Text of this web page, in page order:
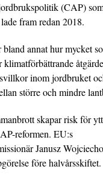
(CAP)
fram redan 2018.
annat hur mycket
klimatförbättrande
inom jordbruket
större och mindre
skapar risk för
reformen. EU:s
Janusz
före halvårsskiftet.